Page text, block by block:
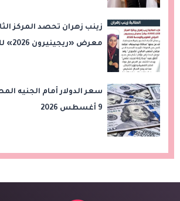
زينب زهران تحصد المركز
معرض
سعر الدولار أمام الجنيه
9 أغسطس 2026